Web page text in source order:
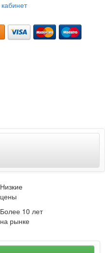
кабинет
Низкие
цены
Более 10 лет
на рынке